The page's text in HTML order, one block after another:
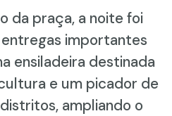
da praça, a noite foi
importantes
ensiladeira destinada
e um picador de
ampliando o